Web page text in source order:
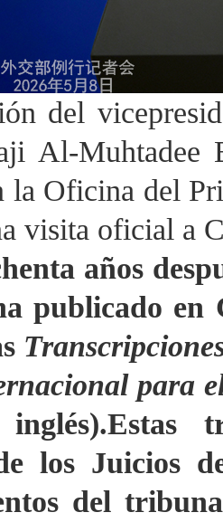
del
Al-Muhtadee
la Oficina del
visita oficial a
años
publicado
para
los Juicios
del